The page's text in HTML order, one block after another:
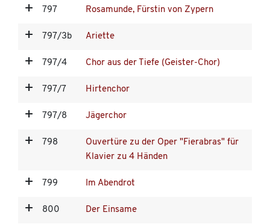
797 Rosamunde, Fürstin von Zypern
797/3b Ariette
797/4 Chor aus der Tiefe (Geister-Chor)
797/7 Hirtenchor
797/8 Jägerchor
798
Ouvertüre zu der Oper "Fierabras" für
Klavier zu 4 Händen
799 Im Abendrot
800 Der Einsame